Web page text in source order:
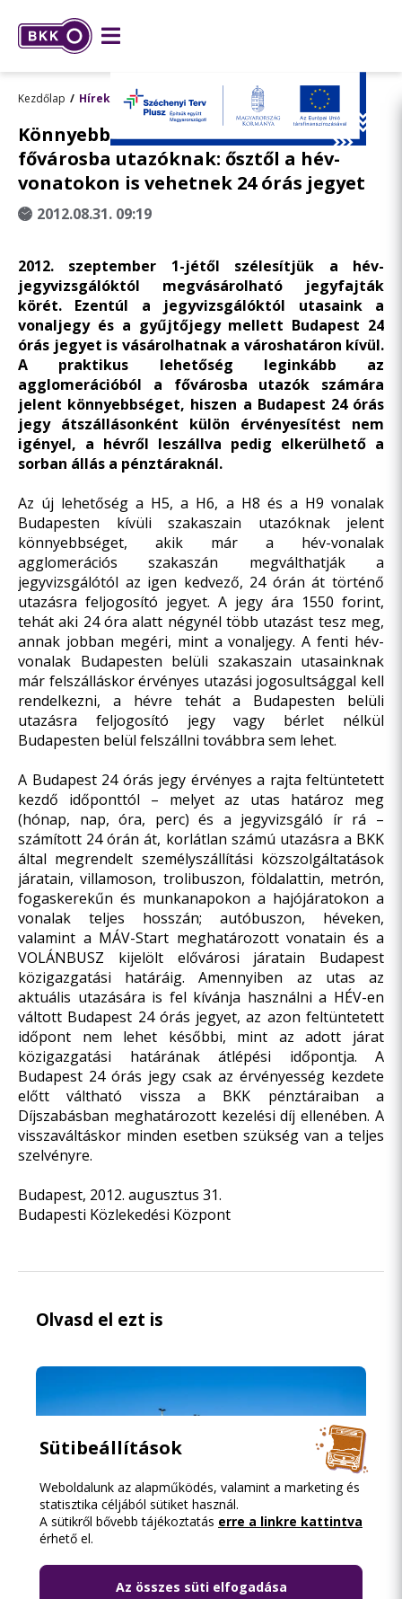
Kezdőlap Hírek
Könnyebbség az agglomerációból a
fővárosba utazóknak: ősztől a hév-
vonatokon is vehetnek 24 órás jegyet
2012.08.31. 09:19
2012. szeptember 1-jétől szélesítjük a hév-
jegyvizsgálóktól megvásárolható jegyfajták
körét. Ezentúl a jegyvizsgálóktól utasaink a
vonaljegy és a gyűjtőjegy mellett Budapest 24
órás jegyet is vásárolhatnak a városhatáron kívül.
A praktikus lehetőség leginkább az
agglomerációból a fővárosba utazók számára
jelent könnyebbséget, hiszen a Budapest 24 órás
jegy átszállásonként külön érvényesítést nem
igényel, a hévről leszállva pedig elkerülhető a
sorban állás a pénztáraknál.
Az új lehetőség a H5, a H6, a H8 és a H9 vonalak
Budapesten kívüli szakaszain utazóknak jelent
könnyebbséget, akik már a hév-vonalak
agglomerációs szakaszán megválthatják a
jegyvizsgálótól az igen kedvező, 24 órán át történő
utazásra feljogosító jegyet. A jegy ára 1550 forint,
tehát aki 24 óra alatt négynél több utazást tesz meg,
annak jobban megéri, mint a vonaljegy. A fenti hév-
vonalak Budapesten belüli szakaszain utasainknak
már felszálláskor érvényes utazási jogosultsággal kell
rendelkezni, a hévre tehát a Budapesten belüli
utazásra feljogosító jegy vagy bérlet nélkül
Budapesten belül felszállni továbbra sem lehet.
A Budapest 24 órás jegy érvényes a rajta feltüntetett
kezdő időponttól – melyet az utas határoz meg
(hónap, nap, óra, perc) és a jegyvizsgáló ír rá –
számított 24 órán át, korlátlan számú utazásra a BKK
által megrendelt személyszállítási közszolgáltatások
járatain, villamoson, trolibuszon, földalattin, metrón,
fogaskerekűn és munkanapokon a hajójáratokon a
vonalak teljes hosszán; autóbuszon, héveken,
valamint a MÁV-Start meghatározott vonatain és a
VOLÁNBUSZ kijelölt elővárosi járatain Budapest
közigazgatási határáig. Amennyiben az utas az
aktuális utazására is fel kívánja használni a HÉV-en
váltott Budapest 24 órás jegyet, az azon feltüntetett
időpont nem lehet későbbi, mint az adott járat
közigazgatási határának átlépési időpontja. A
Budapest 24 órás jegy csak az érvényesség kezdete
előtt váltható vissza a BKK pénztáraiban a
Díjszabásban meghatározott kezelési díj ellenében. A
visszaváltáskor minden esetben szükség van a teljes
szelvényre.
Budapest, 2012. augusztus 31.
Budapesti Közlekedési Központ
Olvasd el ezt is
Sütibeállítások
Weboldalunk az alapműködés, valamint a marketing és
statisztika céljából sütiket használ.
A sütikről bővebb tájékoztatás erre a linkre kattintva
érhető el.
Az összes süti elfogadása